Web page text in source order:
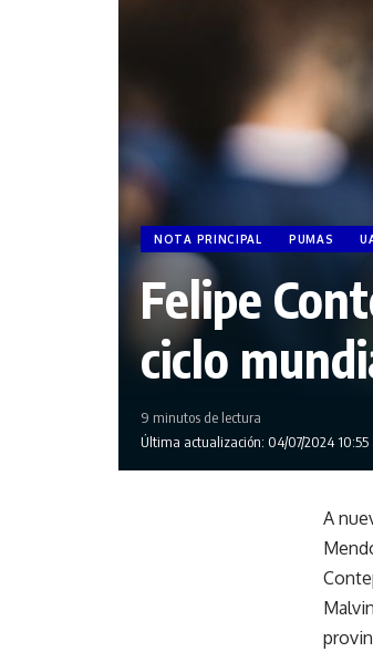
NOTA PRINCIPAL PUMAS
Felipe
ciclo
Última actualización: 04/07/2024 10:55
9 minutos de lectura
A